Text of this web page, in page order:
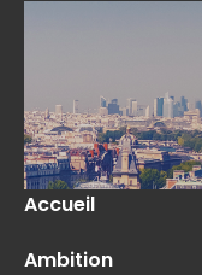
Accueil
Ambition